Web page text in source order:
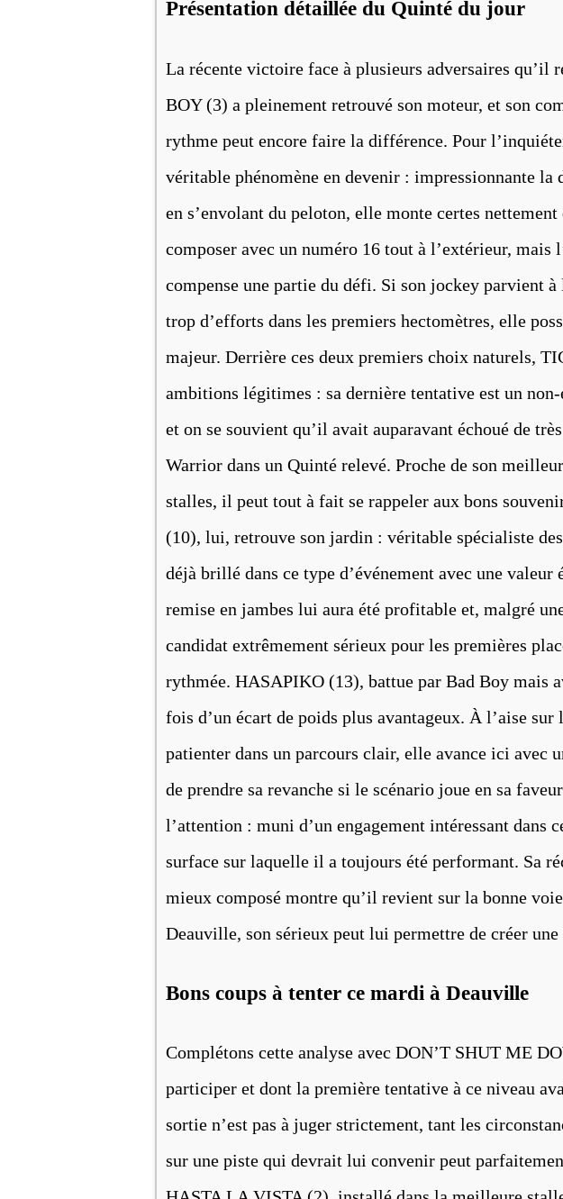
Présentation détaillée du Quinté du jour
La récente victoire face à plusieurs adversaires
BOY (3) a pleinement retrouvé son moteur, et son
rythme peut encore faire la différence. Pour
véritable phénomène en devenir : impressionnante
en s’envolant du peloton, elle monte certes
composer avec un numéro 16 tout à l’extérieur, mais
compense une partie du défi. Si son jockey parvient
trop d’efforts dans les premiers hectomètres, elle
majeur. Derrière ces deux premiers choix naturels,
ambitions légitimes : sa dernière tentative est un
et on se souvient qu’il avait auparavant échoué de
Warrior dans un Quinté relevé. Proche de son
stalles, il peut tout à fait se rappeler aux bons
(10), lui, retrouve son jardin : véritable spécialiste
déjà brillé dans ce type d’événement avec une valeur
remise en jambes lui aura été profitable et, malgré
candidat extrêmement sérieux pour les premières
rythmée. HASAPIKO (13), battue par Bad Boy mais
fois d’un écart de poids plus avantageux. À l’aise
patienter dans un parcours clair, elle avance ici avec
de prendre sa revanche si le scénario joue en sa
l’attention : muni d’un engagement intéressant dans
surface sur laquelle il a toujours été performant. Sa
mieux composé montre qu’il revient sur la bonne
Deauville, son sérieux peut lui permettre de créer
Bons coups à tenter ce mardi à Deauville
Complétons cette analyse avec DON’T SHUT ME
participer et dont la première tentative à ce niveau
sortie n’est pas à juger strictement, tant les
sur une piste qui devrait lui convenir peut